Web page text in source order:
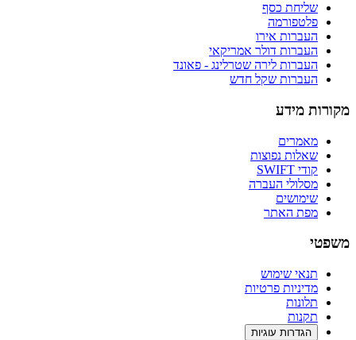
שליחת כסף
פלטפורמה
העברות אירו
העברות דולר אמריקאי
העברות לירה שטרלינג - פאונד
העברות שקל חדש
מקורות מידע
מאמרים
שאלות נפוצות
קודי SWIFT
מסלולי העברה
שימושים
מפת האתר
משפטי
תנאי שימוש
מדיניות פרטיות
תלונות
תקנות
הגדרות עוגיות